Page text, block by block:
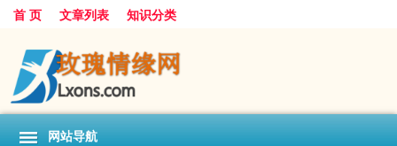
首 页 文章列表 知识分类
网站导航